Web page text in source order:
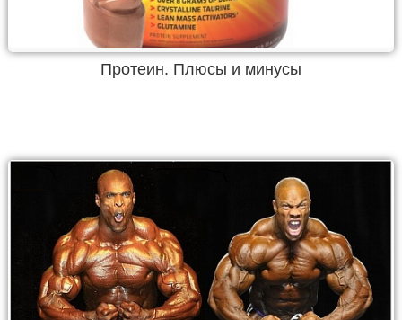
Протеин. Плюсы и минусы